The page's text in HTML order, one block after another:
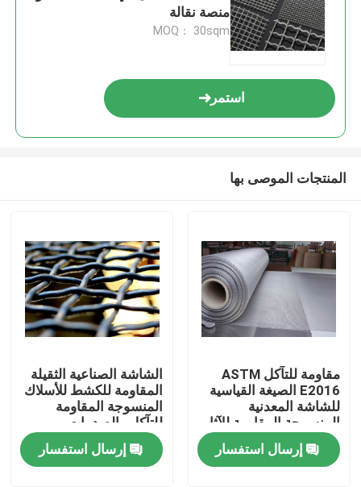
المنزل
المنتجات
برنامج VR
منصة نقالة
MOQ： 30sqm
استمر
المنتجات الموصى بها
مقاومة للتآكل ASTM
E2016 الصيغة القياسية
للشاشة المعدنية
المنسوجة المقاومة للآثار
الثقيلة
إرسال استفسار
الشاشة الصناعية الثقيلة
المقاومة للكشط للأسلاك
المنسوجة المقاومة
للتآكل والصدمات
إرسال استفسار